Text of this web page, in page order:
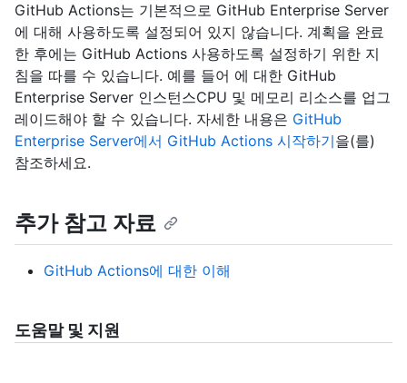
GitHub Actions는 기본적으로 GitHub Enterprise Server
에 대해 사용하도록 설정되어 있지 않습니다. 계획을 완료
한 후에는 GitHub Actions 사용하도록 설정하기 위한 지
침을 따를 수 있습니다. 예를 들어 에 대한 GitHub
Enterprise Server 인스턴스CPU 및 메모리 리소스를 업그
레이드해야 할 수 있습니다. 자세한 내용은 GitHub
Enterprise Server에서 GitHub Actions 시작하기을(를)
참조하세요.
추가 참고 자료
GitHub Actions에 대한 이해
도움말 및 지원